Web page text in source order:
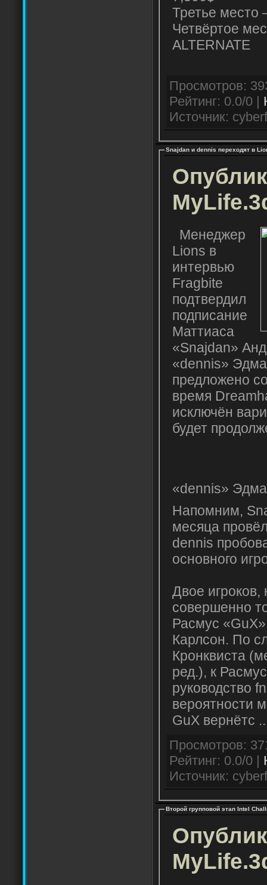
Третье
Четвёртое
ALTERNATE
Рейтинг: 0.0/0 |
Источник:
Snajdan и dennis переходят в
Менеджер
Lions в
интервью
Fragbite
подтвердил
подписание
Маттиаса
«Snajdan»
«dennis»
предложено
время
исключён
будет
«dennis»
Напомним,
месяца
dennis
основного
Двое игроков,
совершенно
Расмус
Карлсон. По
Кронквиста
ред.), к
руководство
вероятности
GuX вернётс
Рейтинг: 0.0/0 |
Источник:
Второй групповой этап Intel